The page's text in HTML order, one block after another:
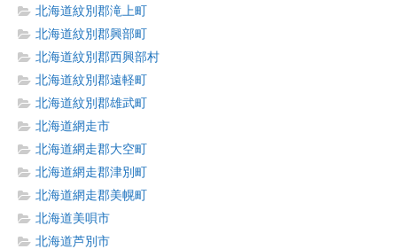
北海道紋別郡滝上町
北海道紋別郡興部町
北海道紋別郡西興部村
北海道紋別郡遠軽町
北海道紋別郡雄武町
北海道網走市
北海道網走郡大空町
北海道網走郡津別町
北海道網走郡美幌町
北海道美唄市
北海道芦別市